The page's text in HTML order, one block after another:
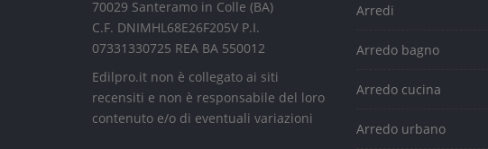
70029 Santeramo in Colle (BA)
C.F. DNIMHL68E26F205V P.I.
07331330725 REA BA 550012
Edilpro.it non è collegato ai siti
recensiti e non è responsabile del loro
contenuto e/o di eventuali variazioni
Arredi
Arredo bagno
Arredo cucina
Arredo urbano